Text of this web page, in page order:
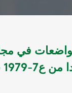
في
1979 حتي ع 410 -20013